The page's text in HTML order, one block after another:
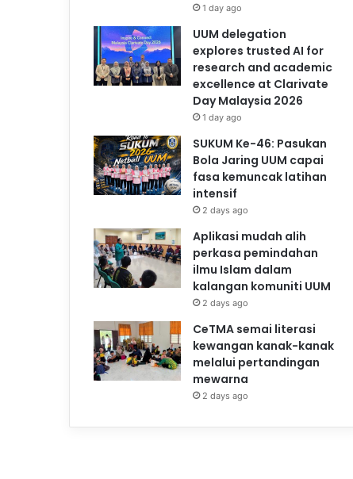
1 day ago
UUM delegation
explores trusted AI for
research and academic
excellence at Clarivate
Day Malaysia 2026
1 day ago
SUKUM Ke-46: Pasukan
Bola Jaring UUM capai
fasa kemuncak latihan
intensif
2 days ago
Aplikasi mudah alih
perkasa pemindahan
ilmu Islam dalam
kalangan komuniti UUM
2 days ago
CeTMA semai literasi
kewangan kanak-kanak
melalui pertandingan
mewarna
2 days ago